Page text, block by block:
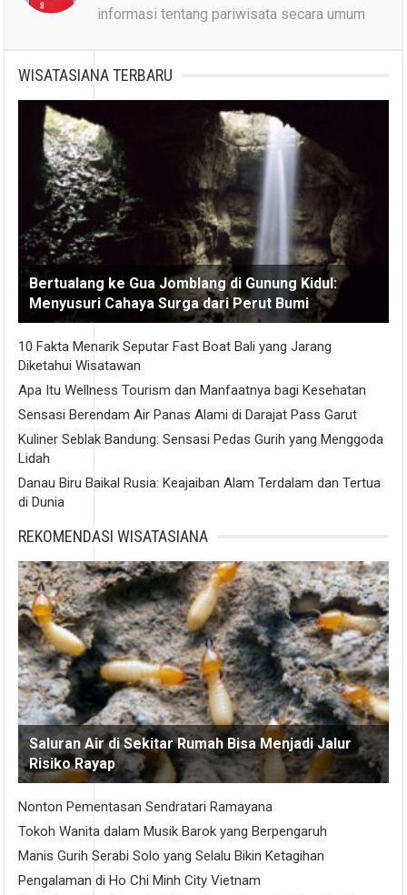
informasi tentang pariwisata secara umum
WISATASIANA TERBARU
Bertualang ke Gua Jomblang di Gunung Kidul:
Menyusuri Cahaya Surga dari Perut Bumi
10 Fakta Menarik Seputar Fast Boat Bali yang Jarang
Diketahui Wisatawan
Apa Itu Wellness Tourism dan Manfaatnya bagi Kesehatan
Sensasi Berendam Air Panas Alami di Darajat Pass Garut
Kuliner Seblak Bandung: Sensasi Pedas Gurih yang Menggoda
Lidah
Danau Biru Baikal Rusia: Keajaiban Alam Terdalam dan Tertua
di Dunia
REKOMENDASI WISATASIANA
Saluran Air di Sekitar Rumah Bisa Menjadi Jalur
Risiko Rayap
Nonton Pementasan Sendratari Ramayana
Tokoh Wanita dalam Musik Barok yang Berpengaruh
Manis Gurih Serabi Solo yang Selalu Bikin Ketagihan
Pengalaman di Ho Chi Minh City Vietnam